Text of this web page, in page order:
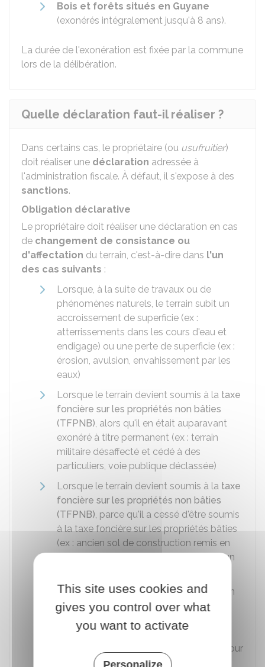
Bois et forêts situés en Guyane
(exonérés intégralement jusqu'à 8 ans).
La durée de l'exonération est fixée par la commune
lors de la délibération.
Quelle déclaration faut-il réaliser ?
Dans certains cas, le propriétaire (ou usufruitier)
doit réaliser une déclaration adressée à
l'administration fiscale. À défaut, il s'expose à des
sanctions.
Obligation déclarative
Le propriétaire doit réaliser une déclaration en cas
de changement de consistance ou
d'affectation du terrain, c'est-à-dire dans l'un
des cas suivants :
Lorsque, à la suite de travaux ou de
phénomènes naturels, le terrain subit un
accroissement de superficie (ex :
atterrissements dans les cours d'eau et
endigage) ou une perte de superficie (ex :
érosion, avulsion, envahissement par les
eaux)
Lorsque le terrain devient soumis à la taxe
foncière sur les propriétés non bâties
(TFPNB), alors qu'il en était auparavant
exonéré à titre permanent (ex : terrain
militaire désaffecté et cédé à des
particuliers, voie publique déclassée)
Lorsque le terrain devient soumis à la taxe
foncière sur les propriétés non bâties
(TFPNB), parce qu'il a cessé d'être soumis
à la taxe foncière sur les propriétés bâties
(ex : ancien sol de construction remis en
culture, terrain cessant d'être affecté à un
Lorsqu'une parcelle du terrain passe d'un
groupe de natures de culture à un autre
groupe de natures de culture (ex :
plantation d'un verger sur un terrain
auparavant planté en bois). De même pour
le passage d'un sous-groupe à un autre
This site uses cookies and
gives you control over what
you want to activate
Personalize